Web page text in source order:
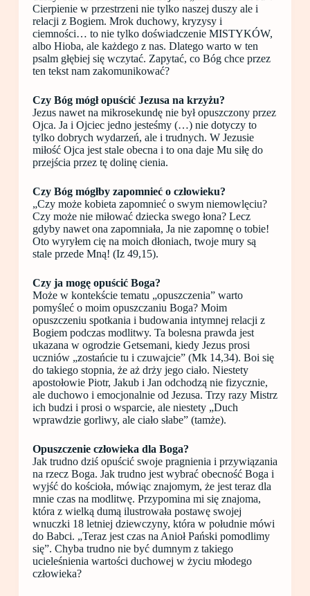
Cierpienie w przestrzeni nie tylko naszej duszy ale i
relacji z Bogiem. Mrok duchowy, kryzysy i
ciemności… to nie tylko doświadczenie MISTYKÓW,
albo Hioba, ale każdego z nas. Dlatego warto w ten
psalm głębiej się wczytać. Zapytać, co Bóg chce przez
ten tekst nam zakomunikować?
Czy Bóg mógł opuścić Jezusa na krzyżu?
Jezus nawet na mikrosekundę nie był opuszczony przez
Ojca. Ja i Ojciec jedno jesteśmy (…) nie dotyczy to
tylko dobrych wydarzeń, ale i trudnych. W Jezusie
miłość Ojca jest stale obecna i to ona daje Mu siłę do
przejścia przez tę dolinę cienia.
Czy Bóg mógłby zapomnieć o człowieku?
„Czy może kobieta zapomnieć o swym niemowlęciu?
Czy może nie miłować dziecka swego łona? Lecz
gdyby nawet ona zapomniała, Ja nie zapomnę o tobie!
Oto wyryłem cię na moich dłoniach, twoje mury są
stale przede Mną! (Iz 49,15).
Czy ja mogę opuścić Boga?
Może w kontekście tematu „opuszczenia” warto
pomyśleć o moim opuszczaniu Boga? Moim
opuszczeniu spotkania i budowania intymnej relacji z
Bogiem podczas modlitwy. Ta bolesna prawda jest
ukazana w ogrodzie Getsemani, kiedy Jezus prosi
uczniów „zostańcie tu i czuwajcie” (Mk 14,34). Boi się
do takiego stopnia, że aż drży jego ciało. Niestety
apostołowie Piotr, Jakub i Jan odchodzą nie fizycznie,
ale duchowo i emocjonalnie od Jezusa. Trzy razy Mistrz
ich budzi i prosi o wsparcie, ale niestety „Duch
wprawdzie gorliwy, ale ciało słabe” (tamże).
Opuszczenie człowieka dla Boga?
Jak trudno dziś opuścić swoje pragnienia i przywiązania
na rzecz Boga. Jak trudno jest wybrać obecność Boga i
wyjść do kościoła, mówiąc znajomym, że jest teraz dla
mnie czas na modlitwę. Przypomina mi się znajoma,
która z wielką dumą ilustrowała postawę swojej
wnuczki 18 letniej dziewczyny, która w południe mówi
do Babci. „Teraz jest czas na Anioł Pański pomodlimy
się”. Chyba trudno nie być dumnym z takiego
ucieleśnienia wartości duchowej w życiu młodego
człowieka?